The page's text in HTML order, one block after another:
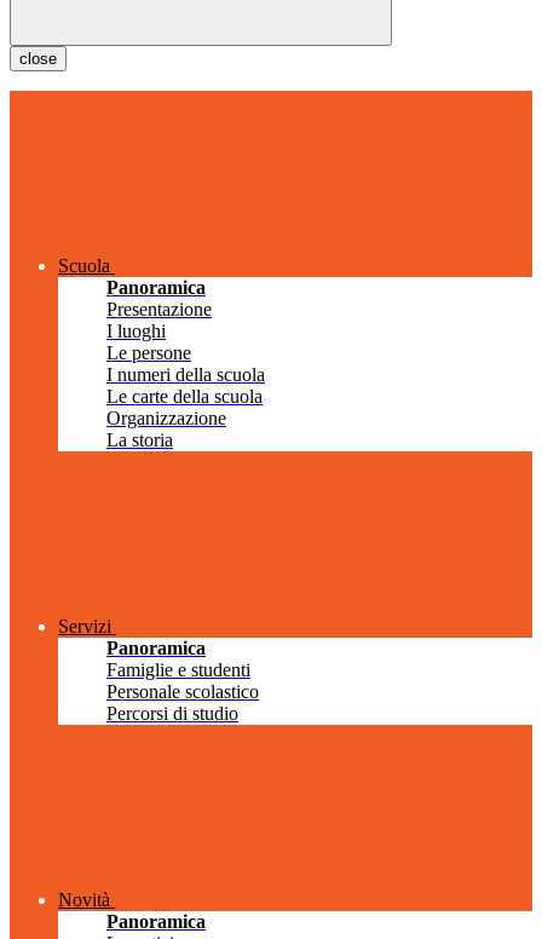
close
Scuola
Panoramica
Presentazione
I luoghi
Le persone
I numeri della scuola
Le carte della scuola
Organizzazione
La storia
Servizi
Panoramica
Famiglie e studenti
Personale scolastico
Percorsi di studio
Novità
Panoramica